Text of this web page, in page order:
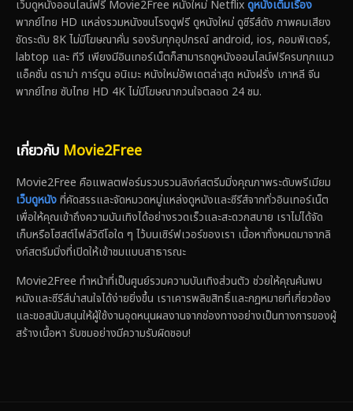
เว็บดูหนังออนไลน์ฟรี Movie2Free หนังใหม่ Netflixดูหนังเต็มเรื่อง
พากย์ไทย HD แหล่งรวมหนังชนโรงดูฟรี ดูหนังใหม่ ดูซีรีส์ดัง ภาพคมเสียง
ชัดระดับ 8K ไม่มีโฆษณาคั่น รองรับทุกอุปกรณ์ android, ios, คอมพิเตอร์,
labtop และ ทีวี เพียงมีอินเทอร์เน็ตก็สามารถดูหนังออนไลน์ฟรีครบทุกแนว
แอ็คชั่น ดราม่า การ์ตูน อนิเมะ หนังใหม่อัพเดตล่าสุด หนังฝรั่ง เกาหลี จีน
พากย์ไทย ซับไทย HD 4K ไม่มีโฆษณากวนใจตลอด 24 ชม.
เกี่ยวกับ Movie2Free
Movie2Free คือแพลตฟอร์มรวบรวมลิงก์สตรีมมิ่งคุณภาพระดับพรีเมียม
เว็บดูหนังที่คัดสรรและจัดหมวดหมู่แหล่งดูหนังและซีรีส์จากทั่วอินเทอร์เน็ต
เพื่อให้คุณเข้าถึงความบันเทิงได้อย่างรวดเร็วและสะดวกสบาย เราไม่ได้จัด
เก็บหรือโฮสต์ไฟล์วิดีโอใด ๆ ไว้บนเซิร์ฟเวอร์ของเรา เนื้อหาทั้งหมดมาจากลิ
งก์สตรีมมิ่งที่เปิดให้เข้าชมแบบสาธารณะ
Movie2Free ทำหน้าที่เป็นศูนย์รวมความบันเทิงส่วนตัว ช่วยให้คุณค้นพบ
หนังและซีรีส์น่าสนใจได้ง่ายยิ่งขึ้น เราเคารพลิขสิทธิ์และกฎหมายที่เกี่ยวข้อง
และขอสนับสนุนให้ผู้ใช้งานอุดหนุนผลงานจากช่องทางอย่างเป็นทางการของผู้
สร้างเนื้อหา รับชมอย่างมีความรับผิดชอบ!